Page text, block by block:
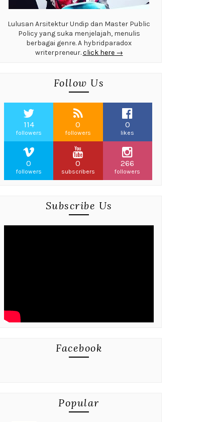
Lulusan Arsitektur Undip dan Master Public
Policy yang suka menjelajah, menulis
berbagai genre. A hybridparadox
writerpreneur.click here →
Follow Us
114
followers
0
followers
0
likes
0
followers
0
subscribers
266
followers
Subscribe Us
Facebook
Popular